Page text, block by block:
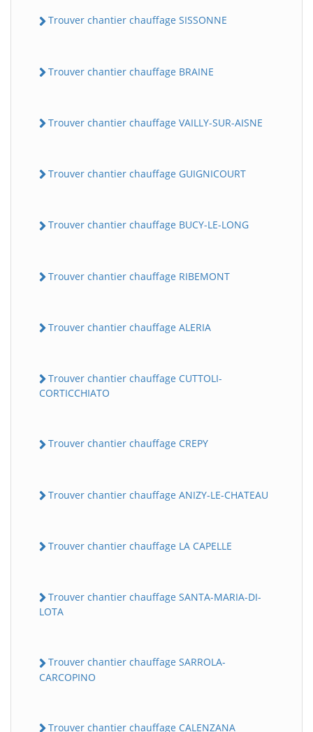
Trouver chantier chauffage SISSONNE
Trouver chantier chauffage BRAINE
Trouver chantier chauffage VAILLY-SUR-AISNE
Trouver chantier chauffage GUIGNICOURT
Trouver chantier chauffage BUCY-LE-LONG
Trouver chantier chauffage RIBEMONT
Trouver chantier chauffage ALERIA
Trouver chantier chauffage CUTTOLI-
CORTICCHIATO
Trouver chantier chauffage CREPY
Trouver chantier chauffage ANIZY-LE-CHATEAU
Trouver chantier chauffage LA CAPELLE
Trouver chantier chauffage SANTA-MARIA-DI-
LOTA
Trouver chantier chauffage SARROLA-
CARCOPINO
Trouver chantier chauffage CALENZANA